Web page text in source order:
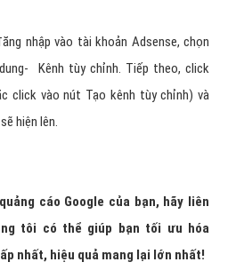
nhập vào tài khoản Adsense, chọn
Kênh tùy chỉnh. Tiếp theo, click
click vào nút Tạo kênh tùy chỉnh) và
hiện lên.
cáo Google của bạn, hãy liên
tôi có thể giúp bạn tối ưu hóa
nhất, hiệu quả mang lại lớn nhất!